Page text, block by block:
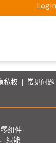
Login
私权 常见问题
组件
绿能